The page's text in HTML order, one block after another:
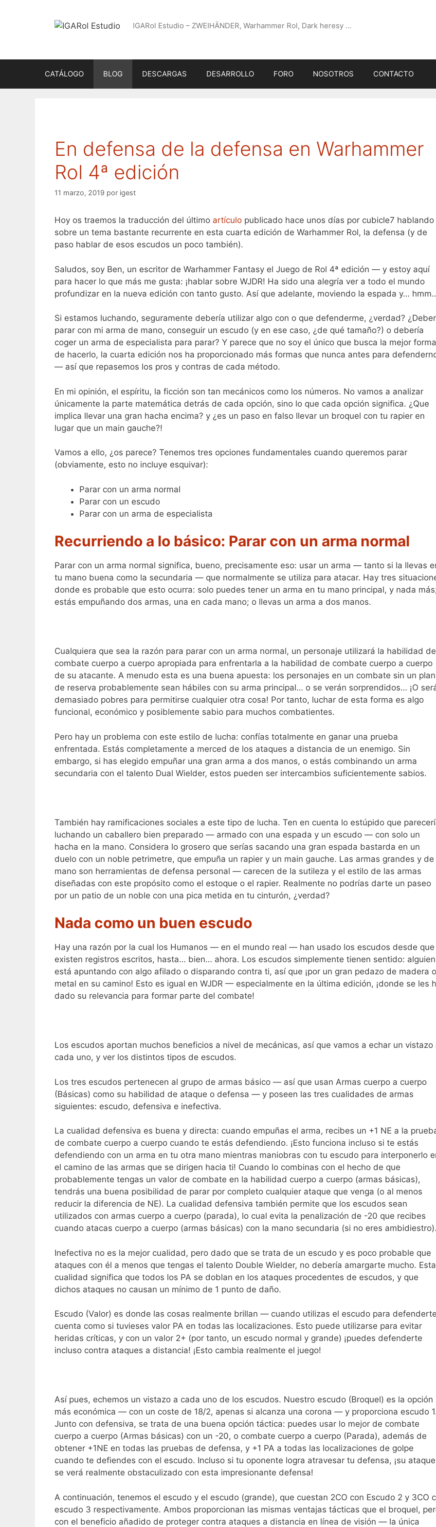
IGARol Estudio – ZWEIHÄNDER, Warhammer Rol, Dark heresy …
CATÁLOGO BLOG DESCARGAS DESARROLLO FORO NOSOTROS CONTACTO
En defensa de la defensa en Warhammer
Rol 4ª edición
11 marzo, 2019 por igest
Hoy os traemos la traducción del último artículo publicado hace unos días por cubicle7 hablando
sobre un tema bastante recurrente en esta cuarta edición de Warhammer Rol, la defensa (y de
paso hablar de esos escudos un poco también).
Saludos, soy Ben, un escritor de Warhammer Fantasy el Juego de Rol 4ª edición — y estoy aquí
para hacer lo que más me gusta: ¡hablar sobre WJDR! Ha sido una alegría ver a todo el mundo
profundizar en la nueva edición con tanto gusto. Así que adelante, moviendo la espada y…
Si estamos luchando, seguramente debería utilizar algo con o que defenderme, ¿verdad?
parar con mi arma de mano, conseguir un escudo (y en ese caso, ¿de qué tamaño?) o debería
coger un arma de especialista para parar? Y parece que no soy el único que busca la mejor forma
de hacerlo, la cuarta edición nos ha proporcionado más formas que nunca antes para
— así que repasemos los pros y contras de cada método.
En mi opinión, el espíritu, la ficción son tan mecánicos como los números. No vamos a analizar
únicamente la parte matemática detrás de cada opción, sino lo que cada opción significa. ¿Que
implica llevar una gran hacha encima? y ¿es un paso en falso llevar un broquel con tu rapier en
lugar que un main gauche?!
Vamos a ello, ¿os parece? Tenemos tres opciones fundamentales cuando queremos parar
(obviamente, esto no incluye esquivar):
Parar con un arma normal
Parar con un escudo
Parar con un arma de especialista
Recurriendo a lo básico: Parar con un arma normal
Parar con un arma normal significa, bueno, precisamente eso: usar un arma — tanto si la llevas
tu mano buena como la secundaria — que normalmente se utiliza para atacar. Hay tres
donde es probable que esto ocurra: solo puedes tener un arma en tu mano principal, y nada
estás empuñando dos armas, una en cada mano; o llevas un arma a dos manos.
Cualquiera que sea la razón para parar con un arma normal, un personaje utilizará la habilidad de
combate cuerpo a cuerpo apropiada para enfrentarla a la habilidad de combate cuerpo a cuerpo
de su atacante. A menudo esta es una buena apuesta: los personajes en un combate sin un plan
de reserva probablemente sean hábiles con su arma principal… o se verán sorprendidos… ¡O
demasiado pobres para permitirse cualquier otra cosa! Por tanto, luchar de esta forma es algo
funcional, económico y posiblemente sabio para muchos combatientes.
Pero hay un problema con este estilo de lucha: confías totalmente en ganar una prueba
enfrentada. Estás completamente a merced de los ataques a distancia de un enemigo. Sin
embargo, si has elegido empuñar una gran arma a dos manos, o estás combinando un arma
secundaria con el talento Dual Wielder, estos pueden ser intercambios suficientemente sabios.
También hay ramificaciones sociales a este tipo de lucha. Ten en cuenta lo estúpido que
luchando un caballero bien preparado — armado con una espada y un escudo — con solo un
hacha en la mano. Considera lo grosero que serías sacando una gran espada bastarda en un
duelo con un noble petrimetre, que empuña un rapier y un main gauche. Las armas grandes y de
mano son herramientas de defensa personal — carecen de la sutileza y el estilo de las armas
diseñadas con este propósito como el estoque o el rapier. Realmente no podrías darte un paseo
por un patio de un noble con una pica metida en tu cinturón, ¿verdad?
Nada como un buen escudo
Hay una razón por la cual los Humanos — en el mundo real — han usado los escudos desde que
existen registros escritos, hasta… bien… ahora. Los escudos simplemente tienen sentido: alguien
está apuntando con algo afilado o disparando contra ti, así que ¡por un gran pedazo de madera o
metal en su camino! Esto es igual en WJDR — especialmente en la última edición, ¡donde se les
dado su relevancia para formar parte del combate!
Los escudos aportan muchos beneficios a nivel de mecánicas, así que vamos a echar un vistazo
cada uno, y ver los distintos tipos de escudos.
Los tres escudos pertenecen al grupo de armas básico — así que usan Armas cuerpo a cuerpo
(Básicas) como su habilidad de ataque o defensa — y poseen las tres cualidades de armas
siguientes: escudo, defensiva e inefectiva.
La cualidad defensiva es buena y directa: cuando empuñas el arma, recibes un +1 NE a la
de combate cuerpo a cuerpo cuando te estás defendiendo. ¡Esto funciona incluso si te estás
defendiendo con un arma en tu otra mano mientras maniobras con tu escudo para interponerlo
el camino de las armas que se dirigen hacia ti! Cuando lo combinas con el hecho de que
probablemente tengas un valor de combate en la habilidad cuerpo a cuerpo (armas básicas),
tendrás una buena posibilidad de parar por completo cualquier ataque que venga (o al menos
reducir la diferencia de NE). La cualidad defensiva también permite que los escudos sean
utilizados con armas cuerpo a cuerpo (parada), lo cual evita la penalización de -20 que recibes
cuando atacas cuerpo a cuerpo (armas básicas) con la mano secundaria (si no eres ambidiestro).
Inefectiva no es la mejor cualidad, pero dado que se trata de un escudo y es poco probable que
ataques con él a menos que tengas el talento Double Wielder, no debería amargarte mucho. Esta
cualidad significa que todos los PA se doblan en los ataques procedentes de escudos, y que
dichos ataques no causan un mínimo de 1 punto de daño.
Escudo (Valor) es donde las cosas realmente brillan — cuando utilizas el escudo para
cuenta como si tuvieses valor PA en todas las localizaciones. Esto puede utilizarse para evitar
heridas críticas, y con un valor 2+ (por tanto, un escudo normal y grande) ¡puedes defenderte
incluso contra ataques a distancia! ¡Esto cambia realmente el juego!
Así pues, echemos un vistazo a cada uno de los escudos. Nuestro escudo (Broquel) es la opción
más económica — con un coste de 18/2, apenas si alcanza una corona — y proporciona escudo
Junto con defensiva, se trata de una buena opción táctica: puedes usar lo mejor de combate
cuerpo a cuerpo (Armas básicas) con un -20, o combate cuerpo a cuerpo (Parada), además de
obtener +1NE en todas las pruebas de defensa, y +1 PA a todas las localizaciones de golpe
cuando te defiendes con el escudo. Incluso si tu oponente logra atravesar tu defensa, ¡su ataque
se verá realmente obstaculizado con esta impresionante defensa!
A continuación, tenemos el escudo y el escudo (grande), que cuestan 2CO con Escudo 2 y 3CO
escudo 3 respectivamente. Ambos proporcionan las mismas ventajas tácticas que el broquel,
con el beneficio añadido de proteger contra ataques a distancia en línea de visión — la única